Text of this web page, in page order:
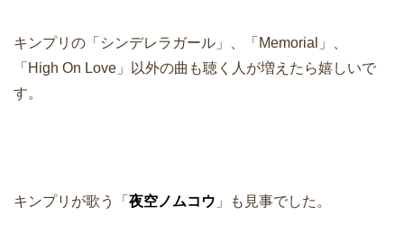
キンプリの「シンデレラガール」、「Memorial」、
「High On Love」以外の曲も聴く人が増えたら嬉しいで
す。
キンプリが歌う「 夜空ノムコウ 」も見事でした。